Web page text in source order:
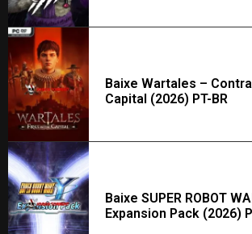
Baixe Wartales –
Capital (2026) PT-BR
Baixe SUPER ROBOT
Expansion Pack (2026)